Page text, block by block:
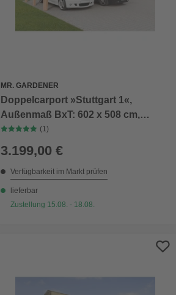
MR. GARDENER
Doppelcarport »Stuttgart 1«,
Außenmaß BxT: 602 x 508 cm,
braun, Holzart: Douglasie
(1)
3.199,00 €
Verfügbarkeit im Markt prüfen
lieferbar
Zustellung 15.08. - 18.08.